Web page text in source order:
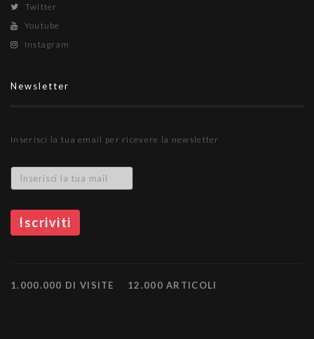
Twitter
Youtube
Instagram
Newsletter
Inserisci la tua email per ricevere la newsletter
1.000.000 DI VISITE 12.000 ARTICOLI